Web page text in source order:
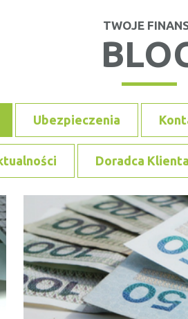
TWOJE
Ubezpieczenia
Doradca Klienta